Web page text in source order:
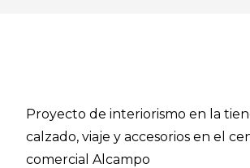
Proyecto de interiorismo en la
calzado, viaje y accesorios en el
comercial Alcampo